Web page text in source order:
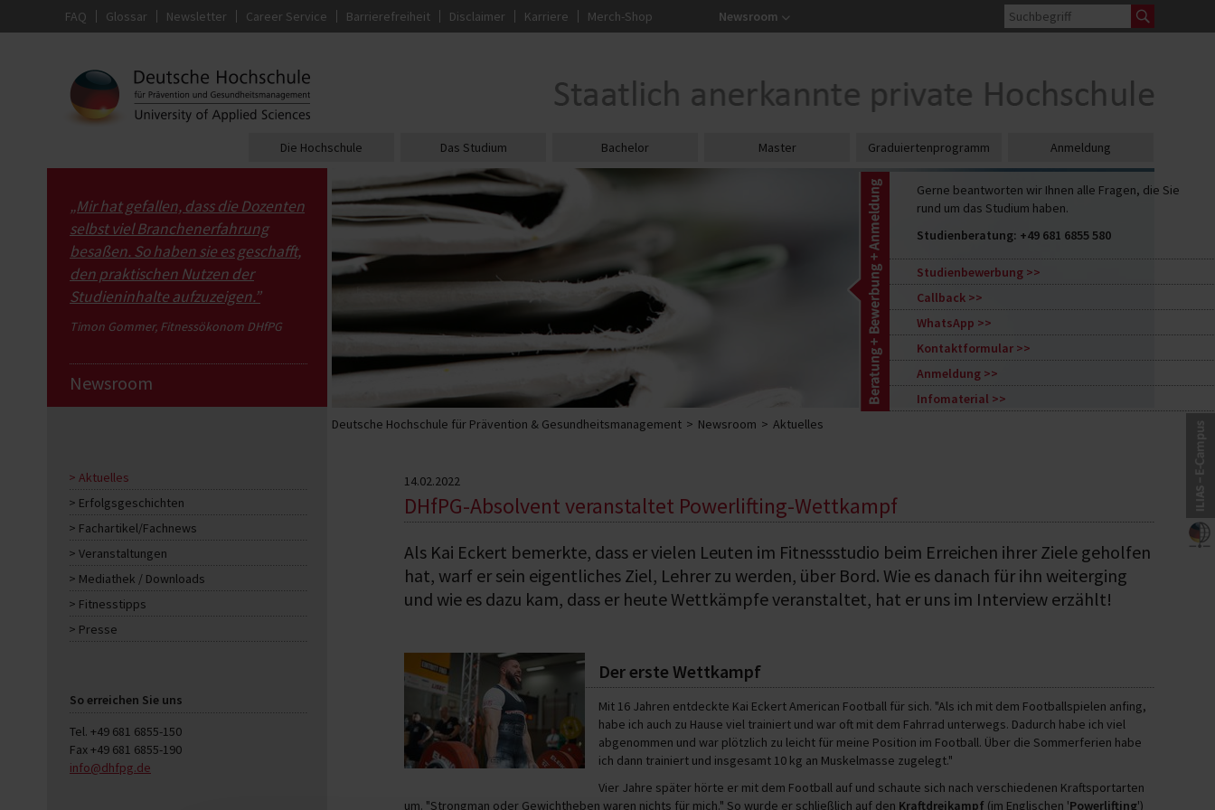
Gerne beantworten wir Ihnen alle Fragen, die Sie
rund um das Studium haben.
Studienberatung: +49 681 6855 580
Studienbewerbung
Callback
WhatsApp
Kontaktformular
Anmeldung
Infomaterial
FAQ Glossar Newsletter Career Service Barrierefreiheit Disclaimer Karriere Merch-Shop Newsroom
Die Hochschule Das Studium Bachelor Master Graduiertenprogramm Anmeldung
„Mir hat gefallen, dass die Dozenten
selbst viel Branchenerfahrung
besaßen. So haben sie es geschafft,
den praktischen Nutzen der
Studieninhalte aufzuzeigen.”
Timon Gommer, Fitnessökonom DHfPG
Newsroom
Aktuelles
Erfolgsgeschichten
Fachartikel/Fachnews
Veranstaltungen
Mediathek / Downloads
Fitnesstipps
Presse
So erreichen Sie uns
Tel. +49 681 6855-150
Fax +49 681 6855-190
info@dhfpg.de
Deutsche Hochschule für Prävention & Gesundheitsmanagement Newsroom Aktuelles
14.02.2022
DHfPG-Absolvent veranstaltet Powerlifting-Wettkampf
Als Kai Eckert bemerkte, dass er vielen Leuten im Fitnessstudio beim Erreichen ihrer Ziele geholfen
hat, warf er sein eigentliches Ziel, Lehrer zu werden, über Bord. Wie es danach für ihn weiterging
und wie es dazu kam, dass er heute Wettkämpfe veranstaltet, hat er uns im Interview erzählt!
Der erste Wettkampf
Mit 16 Jahren entdeckte Kai Eckert American Football für sich. "Als ich mit dem Footballspielen anfing,
habe ich auch zu Hause viel trainiert und war oft mit dem Fahrrad unterwegs. Dadurch habe ich viel
abgenommen und war plötzlich zu leicht für meine Position im Football. Über die Sommerferien habe
ich dann trainiert und insgesamt 10 kg an Muskelmasse zugelegt."
Vier Jahre später hörte er mit dem Football auf und schaute sich nach verschiedenen Kraftsportarten
um. "Strongman oder Gewichtheben waren nichts für mich." So wurde er schließlich auf den Kraftdreikampf (im Englischen 'Powerlifting')